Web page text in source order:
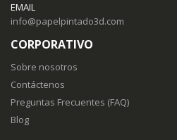
EMAIL
info@papelpintado3d.com
CORPORATIVO
Sobre nosotros
Contáctenos
Preguntas Frecuentes (FAQ)
Blog